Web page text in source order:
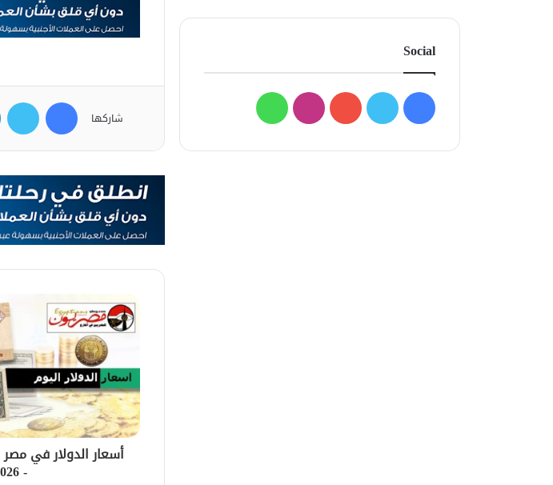
شاركها
فيسبوك
- 2026
Social
فيسبوك
تويتر يوتيوبانستقرامواتساب